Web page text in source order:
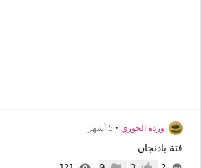
ورده الجوري • 5 أشهر
فتة باذنجان